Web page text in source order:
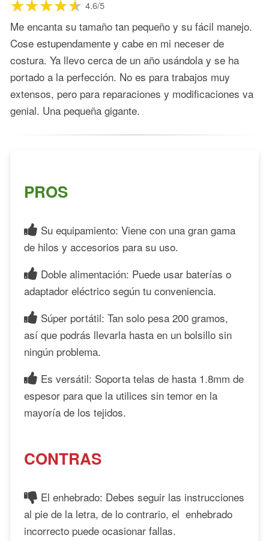
4.6/5
Me encanta su tamaño tan pequeño y su fácil manejo.
Cose estupendamente y cabe en mi neceser de
costura. Ya llevo cerca de un año usándola y se ha
portado a la perfección. No es para trabajos muy
extensos, pero para reparaciones y modificaciones va
genial. Una pequeña gigante.
PROS
Su equipamiento: Viene con una gran gama
de hilos y accesorios para su uso.
Doble alimentación: Puede usar baterías o
adaptador eléctrico según tu conveniencia.
Súper portátil: Tan solo pesa 200 gramos,
así que podrás llevarla hasta en un bolsillo sin
ningún problema.
Es versátil: Soporta telas de hasta 1.8mm de
espesor para que la utilices sin temor en la
mayoría de los tejidos.
CONTRAS
El enhebrado: Debes seguir las instrucciones
al pie de la letra, de lo contrario, el enhebrado
incorrecto puede ocasionar fallas.